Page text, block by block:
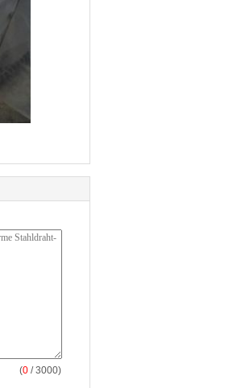
(0 / 3000)